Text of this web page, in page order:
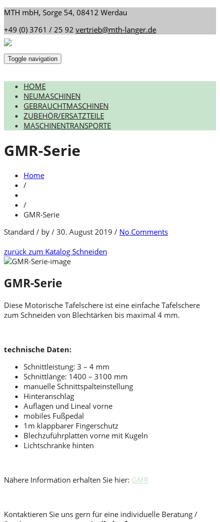
MTH mbH, Sorge 54, 08412 Werdau
+49 (0) 3761 / 25 92 vertrieb@mth-langer.de
Toggle navigation
HOME
NEUMASCHINEN
GEBRAUCHTMASCHINEN
ZUBEHÖR/ERSATZTEILE
MASCHINENTRANSPORTE
GMR-Serie
Home
/
/
GMR-Serie
Standard / by / 30. August 2019 / No Comments
zurück zum Katalog Schneiden
GMR-Serie
Diese Motorische Tafelschere ist eine einfache Tafelschere
zum Schneiden von Blechtärken bis maximal 4 mm.
technische Daten:
Schnittleistung: 3 – 4 mm
Schnittlänge: 1400 – 3100 mm
manuelle Schnittspalteinstellung
Hinteranschlag
Auflagen und Lineal vorne
mobiles Fußpedal
1m klappbarer Fingerschutz
Blechzuführplatten vorne mit Kugeln
Lichtschranke hinten
Nähere Information erhalten Sie hier: GMR
Kontaktieren Sie uns gern für eine individuelle Beratung /